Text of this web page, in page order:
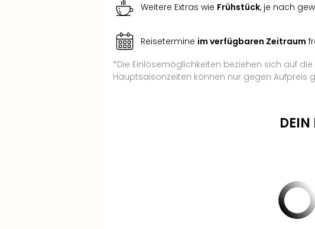
Weitere Extras wie Frühstück, je nach
Reisetermine im verfügbaren Zeitraum
*Die Einlösemöglichkeiten beziehen sich auf
Hauptsaisonzeiten können nur gegen Aufpreis
DEIN